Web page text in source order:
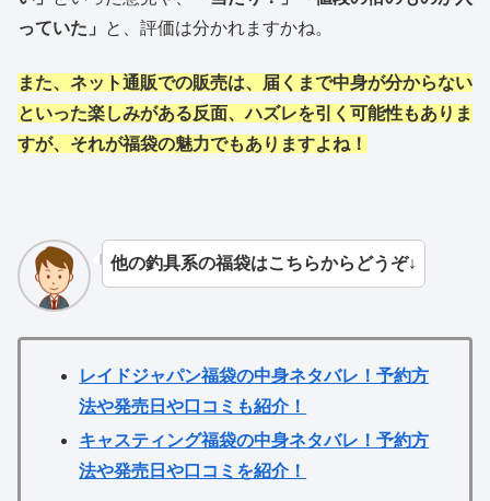
っていた」
と、評価は分かれますかね。
また、ネット通販での販売は、届くまで中身が分からない
といった楽しみがある反面、ハズレを引く可能性もありま
すが、それが福袋の魅力でもありますよね！
他の釣具系の福袋はこちらからどうぞ↓
レイドジャパン福袋の中身ネタバレ！予約方
法や発売日や口コミも紹介！
キャスティング福袋の中身ネタバレ！予約方
法や発売日や口コミを紹介！